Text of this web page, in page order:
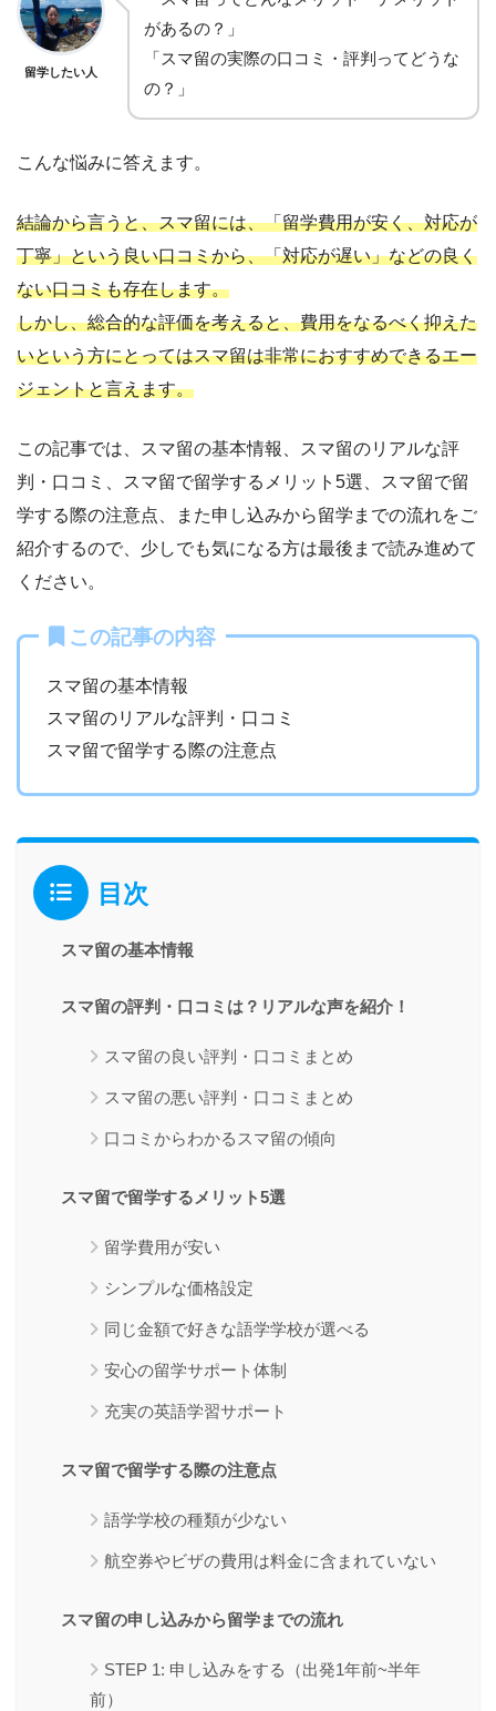
留学したい人
があるの？」
「スマ留の実際の口コミ・評判ってどうな
の？」
こんな悩みに答えます。
結論から言うと、スマ留には、「留学費用が安く、対応が
丁寧」という良い口コミから、「対応が遅い」などの良く
ない口コミも存在します。
しかし、総合的な評価を考えると、費用をなるべく抑えた
いという方にとってはスマ留は非常におすすめできるエー
ジェントと言えます。
この記事では、スマ留の基本情報、スマ留のリアルな評
判・口コミ、スマ留で留学するメリット5選、スマ留で留
学する際の注意点、また申し込みから留学までの流れをご
紹介するので、少しでも気になる方は最後まで読み進めて
ください。
この記事の内容
スマ留の基本情報
スマ留のリアルな評判・口コミ
スマ留で留学する際の注意点
目次
スマ留の基本情報
スマ留の評判・口コミは？リアルな声を紹介！
スマ留の良い評判・口コミまとめ
スマ留の悪い評判・口コミまとめ
口コミからわかるスマ留の傾向
スマ留で留学するメリット5選
留学費用が安い
シンプルな価格設定
同じ金額で好きな語学学校が選べる
安心の留学サポート体制
充実の英語学習サポート
スマ留で留学する際の注意点
語学学校の種類が少ない
航空券やビザの費用は料金に含まれていない
スマ留の申し込みから留学までの流れ
STEP 1: 申し込みをする（出発1年前~半年
前）